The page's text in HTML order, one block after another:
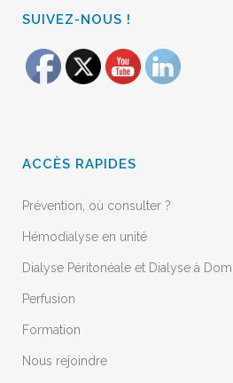
SUIVEZ-NOUS !
ACCÈS RAPIDES
Prévention, où consulter ?
Hémodialyse en unité
Dialyse Péritonéale et Dialyse à
Perfusion
Formation
Nous rejoindre